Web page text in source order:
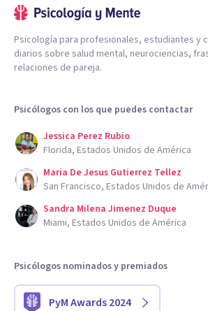
Psicología para profesionales, estudiantes y
diarios sobre salud mental, neurociencias,
relaciones de pareja.
Psicólogos con los que puedes contactar
Jessica Perez Rubio
Florida, Estados Unidos de América
Maria De Jesus Gutierrez Tellez
San Francisco, Estados Unidos de
Sandra Milena Jimenez Duque
Miami, Estados Unidos de América
Psicólogos nominados y premiados
PyM Awards 2024